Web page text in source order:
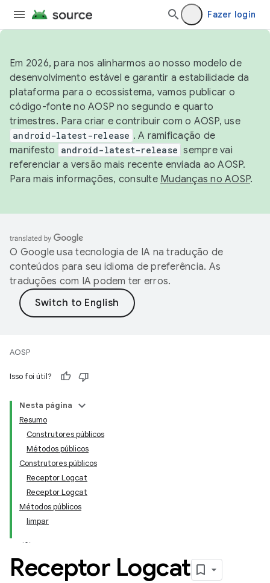
Fazer login
Em 2026, para nos alinharmos ao nosso modelo de
desenvolvimento estável e garantir a estabilidade da
plataforma para o ecossistema, vamos publicar o
código-fonte no AOSP no segundo e quarto
trimestres. Para criar e contribuir com o AOSP, use
android-latest-release . A ramificação de
manifesto
android-latest-release sempre vai
referenciar a versão mais recente enviada ao AOSP.
Para mais informações, consulte Mudanças no AOSP.
O Google usa tecnologia de IA na tradução de
conteúdos para seu idioma de preferência. As
traduções com IA podem ter erros.
AOSP
Isso foi útil?
Nesta página
Resumo
Construtores públicos
Métodos públicos
Construtores públicos
Receptor Logcat
Receptor Logcat
Métodos públicos
limpar
Receptor Logcat